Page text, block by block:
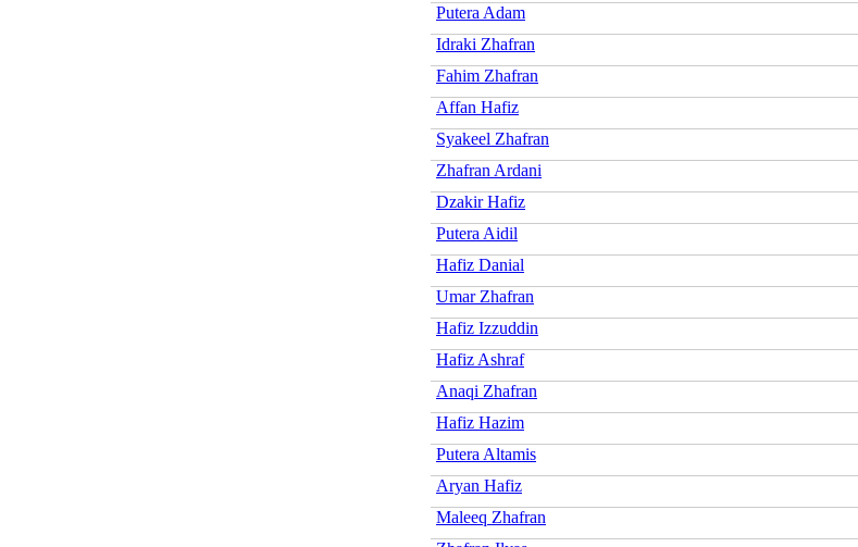
Putera Adam
Idraki Zhafran
Fahim Zhafran
Affan Hafiz
Syakeel Zhafran
Zhafran Ardani
Dzakir Hafiz
Putera Aidil
Hafiz Danial
Umar Zhafran
Hafiz Izzuddin
Hafiz Ashraf
Anaqi Zhafran
Hafiz Hazim
Putera Altamis
Aryan Hafiz
Maleeq Zhafran